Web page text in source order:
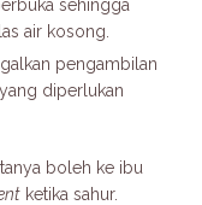
sehingga
air kosong.
pengambilan
diperlukan
boleh ke ibu
ketika sahur.